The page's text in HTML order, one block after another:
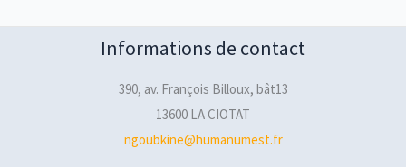
Informations de contact
390, av. François Billoux, bât13
13600 LA CIOTAT
ngoubkine@humanumest.fr